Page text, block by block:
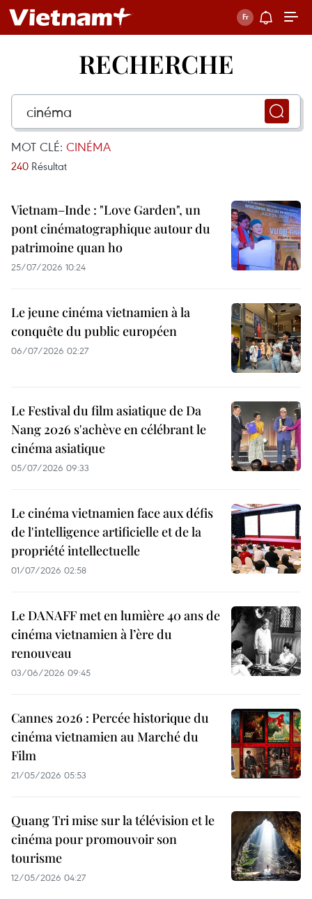
RECHERCHE
MOT CLÉ: CINÉMA
240 Résultat
Vietnam–Inde : "Love Garden", un
pont cinématographique autour du
patrimoine quan ho
25/07/2026 10:24
Le jeune cinéma vietnamien à la
conquête du public européen
06/07/2026 02:27
Le Festival du film asiatique de Da
Nang 2026 s'achève en célébrant le
cinéma asiatique
05/07/2026 09:33
Le cinéma vietnamien face aux défis
de l'intelligence artificielle et de la
propriété intellectuelle
01/07/2026 02:58
Le DANAFF met en lumière 40 ans de
cinéma vietnamien à l’ère du
renouveau
03/06/2026 09:45
Cannes 2026 : Percée historique du
cinéma vietnamien au Marché du
Film
21/05/2026 05:53
Quang Tri mise sur la télévision et le
cinéma pour promouvoir son
tourisme
12/05/2026 04:27